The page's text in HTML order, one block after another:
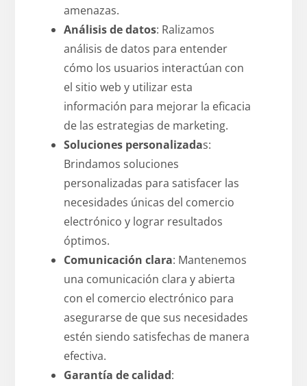
amenazas.
Análisis de datos: Ralizamos
análisis de datos para entender
cómo los usuarios interactúan con
el sitio web y utilizar esta
información para mejorar la eficacia
de las estrategias de marketing.
Soluciones personalizadas:
Brindamos soluciones
personalizadas para satisfacer las
necesidades únicas del comercio
electrónico y lograr resultados
óptimos.
Comunicación clara: Mantenemos
una comunicación clara y abierta
con el comercio electrónico para
asegurarse de que sus necesidades
estén siendo satisfechas de manera
efectiva.
Garantía de calidad: